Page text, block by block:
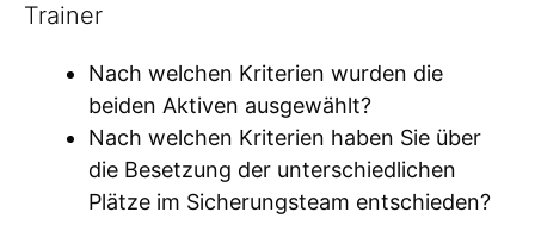
Trainer
Nach welchen Kriterien wurden die
beiden Aktiven ausgewählt?
Nach welchen Kriterien haben Sie über
die Besetzung der unterschiedlichen
Plätze im Sicherungsteam entschieden?